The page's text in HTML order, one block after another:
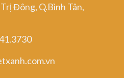
Đông, Q.Bình Tân,